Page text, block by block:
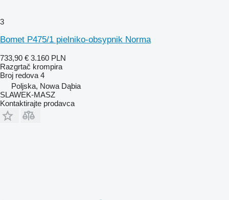
3
Bomet P475/1 pielniko-obsypnik Norma
733,90 € 3.160 PLN
Razgrtač krompira
Broj redova 4
Poljska, Nowa Dąbia
SLAWEK-MASZ
Kontaktirajte prodavca